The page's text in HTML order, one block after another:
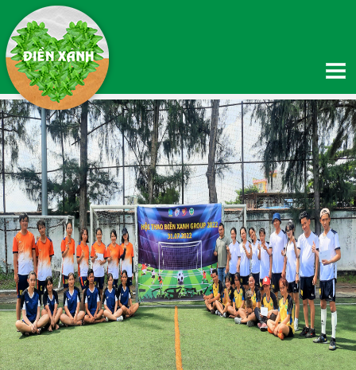
TRANG CHỦ
GIỚI THIỆU
Giới thiệu về Điền Xanh
Giới thiệu về Quỹ thiện nguyện Hạnh Phúc
Thông tin chuyển khoản
Hệ thống phân phối
SẢN PHẨM
TIN TỨC
Tin Nông nghiệp